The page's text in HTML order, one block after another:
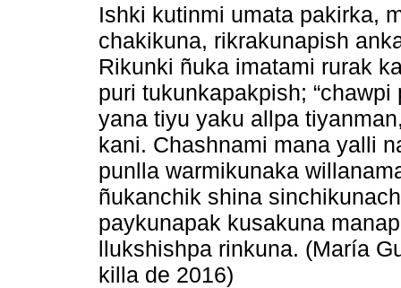
Ishki kutinmi umata pakirka,
chakikuna, rikrakunapish
Rikunki ñuka imatami rurak
puri tukunkapakpish;
yana tiyu yaku allpa
kani. Chashnami mana yalli
punlla warmikunaka
ñukanchik shina
paykunapak kusakuna
llukshishpa rinkuna. (María
killa de 2016)